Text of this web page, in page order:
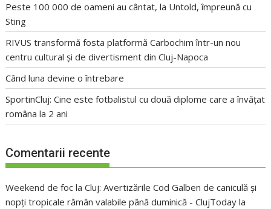
Peste 100 000 de oameni au cântat, la Untold, împreună cu
Sting
RIVUS transformă fosta platformă Carbochim într-un nou
centru cultural și de divertisment din Cluj-Napoca
Când luna devine o întrebare
SportinCluj: Cine este fotbalistul cu două diplome care a învățat
româna la 2 ani
Comentarii recente
Weekend de foc la Cluj: Avertizările Cod Galben de caniculă și
nopți tropicale rămân valabile până duminică - ClujToday la